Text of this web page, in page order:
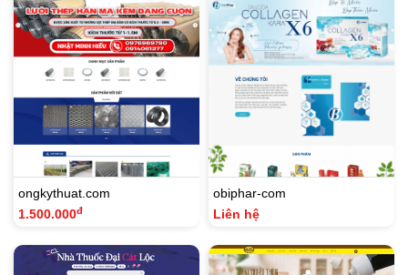
ongkythuat.com
1.500.000đ
obiphar-com
Liên hệ